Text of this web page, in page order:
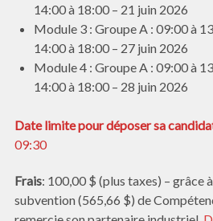
14:00 à 18:00 – 21 juin 2026
Module 3 : Groupe A : 09:00 à
14:00 à 18:00 – 27 juin 2026
Module 4 : Groupe A : 09:00 à
14:00 à 18:00 – 28 juin 2026
Date limite pour déposer sa
09:30
Frais: 100,00 $ (plus taxes) – grâce
subvention (565,66 $) de